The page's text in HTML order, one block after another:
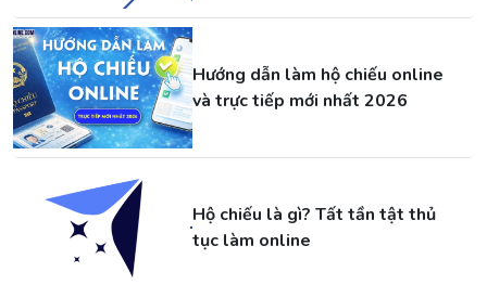
Hướng dẫn làm hộ chiếu online
và trực tiếp mới nhất 2026
Hộ chiếu là gì? Tất tần tật thủ
tục làm online